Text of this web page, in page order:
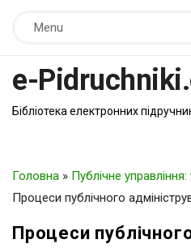
Menu
e-
Бібліотека електронних
Головна » Публічне
Процеси публічного
Процеси